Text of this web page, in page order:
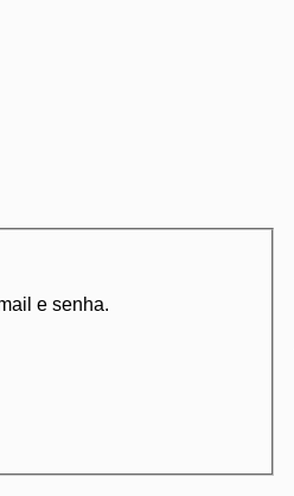
e Portáteis
e senha.